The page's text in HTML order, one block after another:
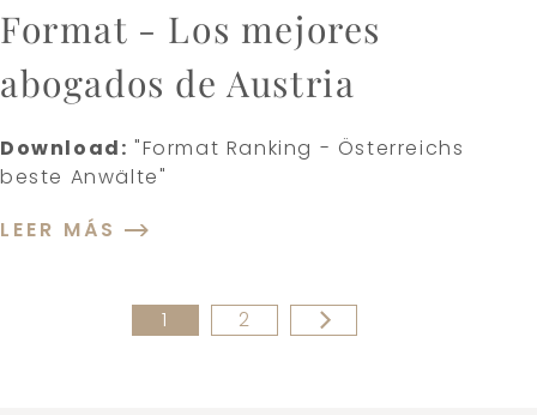
Format - Los mejores
abogados de Austria
Download: "Format Ranking - Österreichs
beste Anwälte"
LEER MÁS
1 2